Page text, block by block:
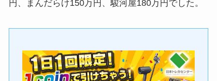
円、まんだらけ150万円、駿河屋180万円でした。